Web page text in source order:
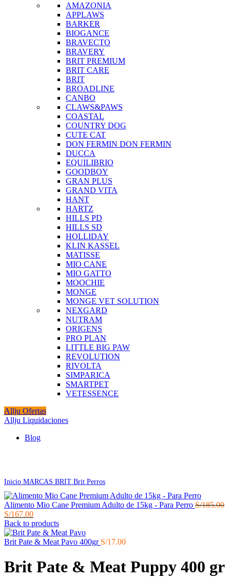
AMAZONIA
APPLAWS
BARKER
BIOGANCE
BRAVECTO
BRAVERY
BRIT PREMIUM
BRIT CARE
BRIT
BROADLINE
CANBO
CLAWS&PAWS
COASTAL
COUNTRY DOG
CUTE CAT
DON FERMIN DON FERMIN
DUCCA
EQUILIBRIO
GOODBOY
GRAN PLUS
GRAND VITA
HANT
HARTZ
HILLS PD
HILLS SD
HOLLIDAY
KLIN KASSEL
MATISSE
MIO CANE
MIO GATTO
MOOCHIE
MONGE
MONGE VET SOLUTION
NEXGARD
NUTRAM
ORIGENS
PRO PLAN
LITTLE BIG PAW
REVOLUTION
RIVOLTA
SIMPARICA
SMARTPET
VETESSENCE
Allju Ofertas
Allju Liquidaciones
Blog
Inicio MARCAS BRIT Brit Perros
Alimento Mio Cane Premium Adulto de 15kg - Para Perro S/185.00
El
precio
original
era:
S/167.00El
precio
actual
es:
Back to products
Brit Pate & Meat Pavo 400gr S/17.00
Brit Pate & Meat Puppy 400 gr